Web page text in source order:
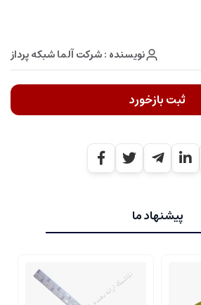
نویسنده : شرکت آلما شبکه پرداز
ثبت بازخورد
پیشنهاد ما